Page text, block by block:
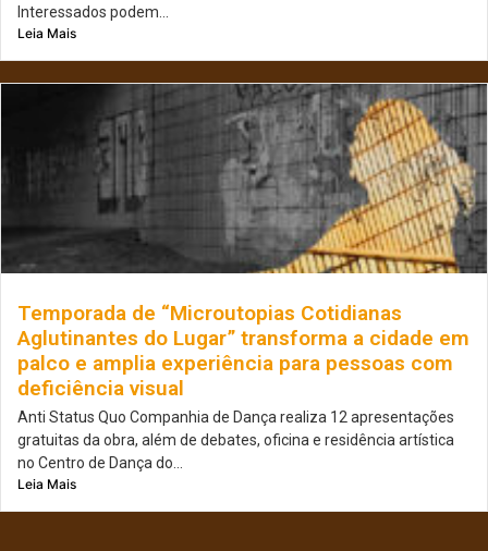
Interessados podem...
Leia Mais
Temporada de “Microutopias Cotidianas
Aglutinantes do Lugar” transforma a cidade em
palco e amplia experiência para pessoas com
deficiência visual
Anti Status Quo Companhia de Dança realiza 12 apresentações
gratuitas da obra, além de debates, oficina e residência artística
no Centro de Dança do...
Leia Mais